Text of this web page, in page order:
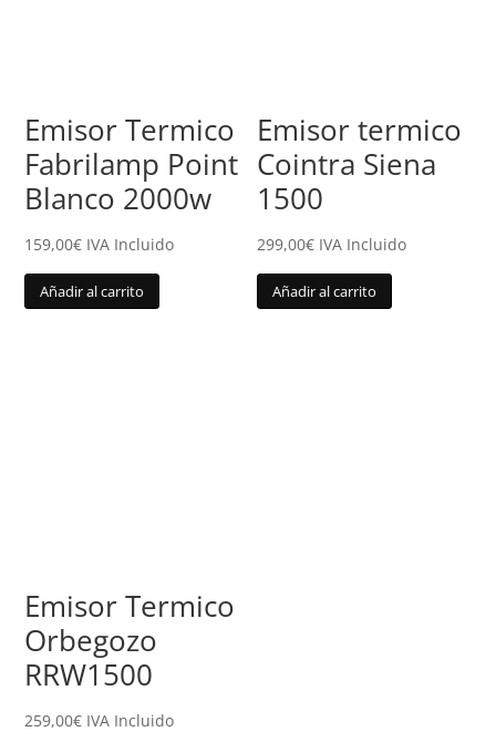
Emisor Termico
Fabrilamp Point
Blanco 2000w
159,00€ IVA Incluido
Añadir al carrito
Emisor termico
Cointra Siena
1500
299,00€ IVA Incluido
Añadir al carrito
Emisor Termico
Orbegozo
RRW1500
259,00€ IVA Incluido